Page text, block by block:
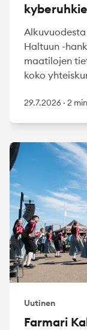
Haltuun -
maatilojen
koko
29.7.2026 · 2
Uutinen
Farmari